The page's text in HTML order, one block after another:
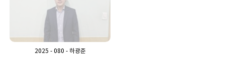
2025 - 080 - 하광준